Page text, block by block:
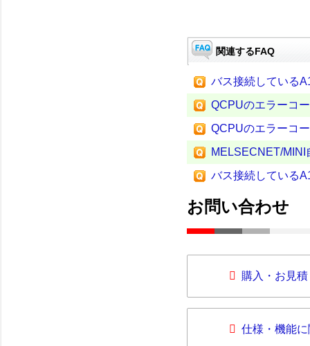
関連するFAQ
バス接続している
QCPUのエラーコ
QCPUのエラーコ
MELSECNET/
バス接続している
お問い合わせ
購入・お見
仕様・機能